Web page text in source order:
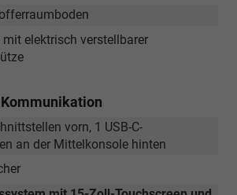
mit elektrisch verstellbarer
vorn, 1 USB-C-
an der Mittelkonsole hinten